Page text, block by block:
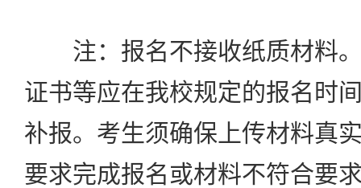
注：报名不接收纸质材料。
证书等应在我校规定的报名时
补报。考生须确保上传材料真
要求完成报名或材料不符合要